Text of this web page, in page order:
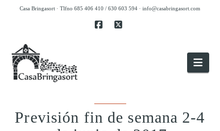
Casa Bringasort · Tlfno 685 406 410 / 630 603 594 · info@casabringasort.com
Previsión fin de semana 2-4